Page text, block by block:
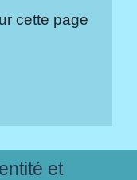
cette page
et